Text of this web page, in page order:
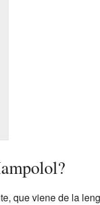
que viene de la